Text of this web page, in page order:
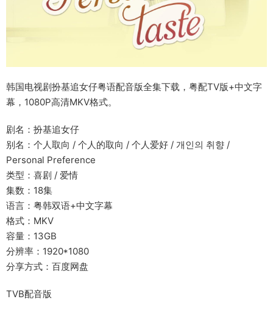
韩国电视剧扮基追女仔粤语配音版全集下载，粤配TV版+中文字
幕，1080P高清MKV格式。
剧名：扮基追女仔
别名：个人取向 / 个人的取向 / 个人爱好 / 개인의 취향 /
Personal Preference
类型：喜剧 / 爱情
集数：18集
语言：粤韩双语+中文字幕
格式：MKV
容量：13GB
分辨率：1920*1080
分享方式：百度网盘
TVB配音版